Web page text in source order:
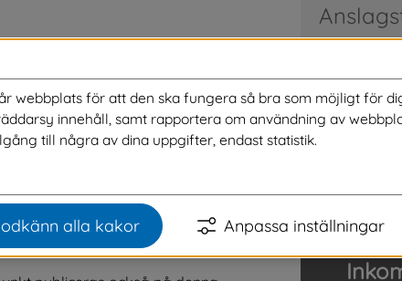
På denna sida har vi
Publicering sker snarast
på en tjänst eller service
synpunkt via vårt webbformulär.
det vidare till ansvarig
att vi mottagit din synpunkt samt
Hur
webbplats för att den ska fungera så bra som möjligt för
innehåll, samt rapportera om användning av
till några av dina uppgifter, endast statistik.
alla kakor Anpassa inställningar